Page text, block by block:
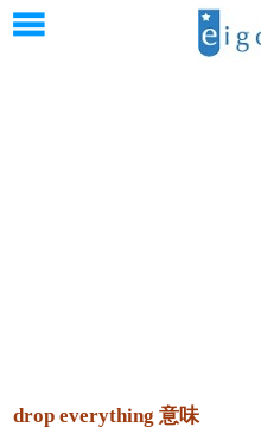
drop everything 意味